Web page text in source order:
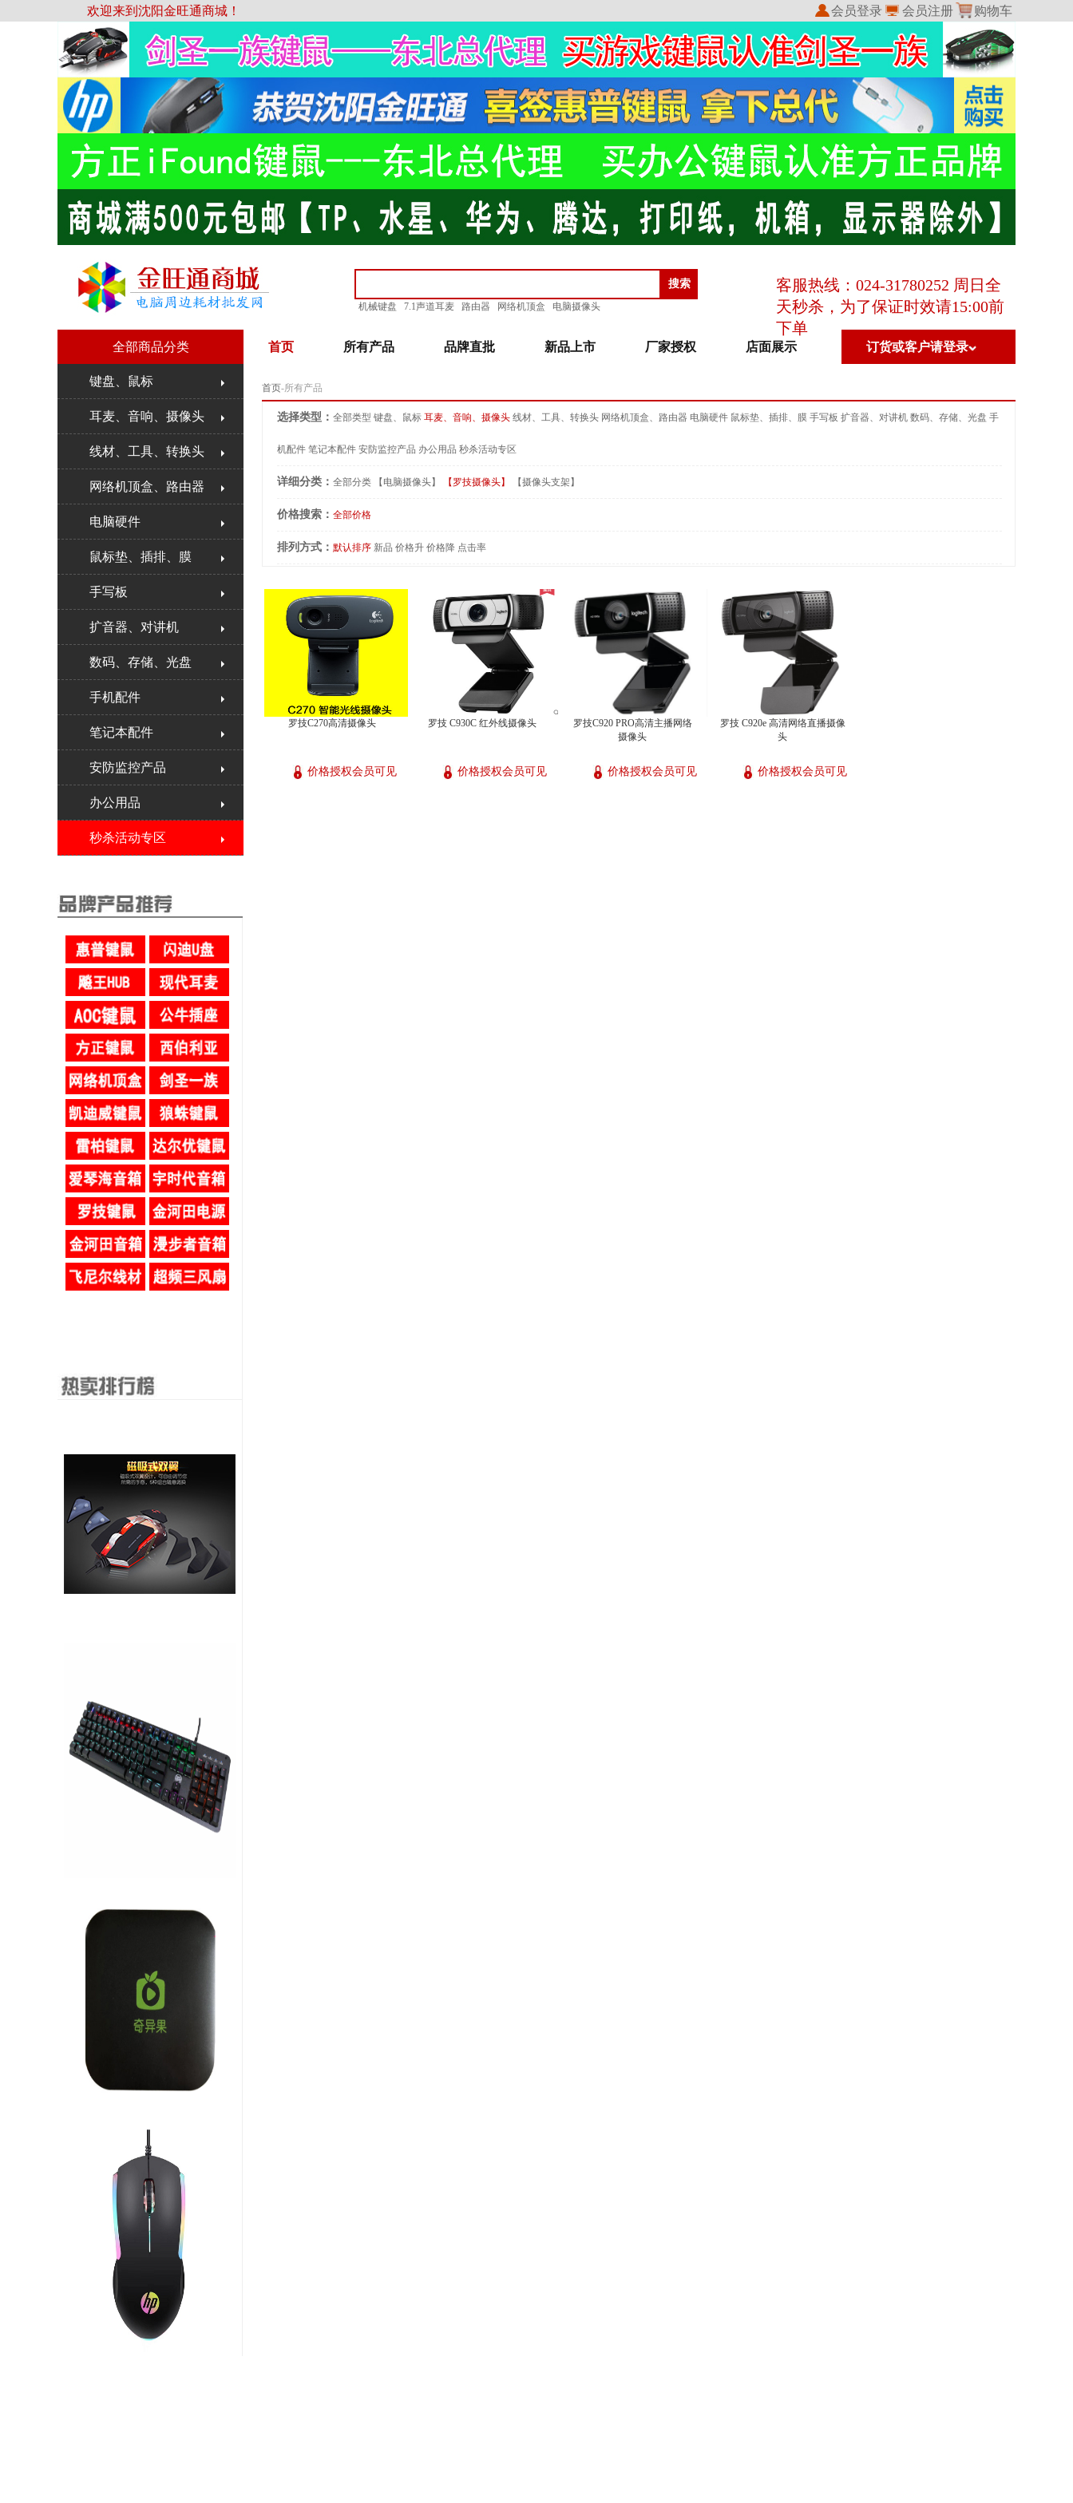
欢迎来到沈阳金旺通商城！ 会员登录 会员注册
购物车
我的收藏
我的订单
机械键盘 7.1声道耳麦 路由器 网络机顶盒 电脑摄像头
客服热线：024-31780252 周日全
天秒杀，为了保证时效请15:00前
下单
首页 所有产品 品牌直批 新品上市 厂家授权 店面展示 订货或客户请登录
全部商品分类
键盘、鼠标
耳麦、音响、摄像头
线材、工具、转换头
网络机顶盒、路由器
电脑硬件
鼠标垫、插排、膜
手写板
扩音器、对讲机
数码、存储、光盘
手机配件
笔记本配件
安防监控产品
办公用品
秒杀活动专区
首页-所有产品
选择类型： 全部类型 键盘、鼠标 耳麦、音响、摄像头 线材、工具、转换头 网络机顶盒、路由器 电脑硬件 鼠标垫、插排、膜 手写板 扩音器、对讲机 数码、存储、光盘 手
机配件 笔记本配件 安防监控产品 办公用品 秒杀活动专区
详细分类： 全部分类 【电脑摄像头】 【罗技摄像头】 【摄像头支架】
价格搜索： 全部价格
排列方式： 默认排序 新品 价格升 价格降 点击率
罗技C270高清摄像头
价格授权会员可见
罗技 C930C 红外线摄像头
价格授权会员可见
罗技C920 PRO高清主播网络
摄像头
价格授权会员可见
罗技 C920e 高清网络直播摄像
头
价格授权会员可见